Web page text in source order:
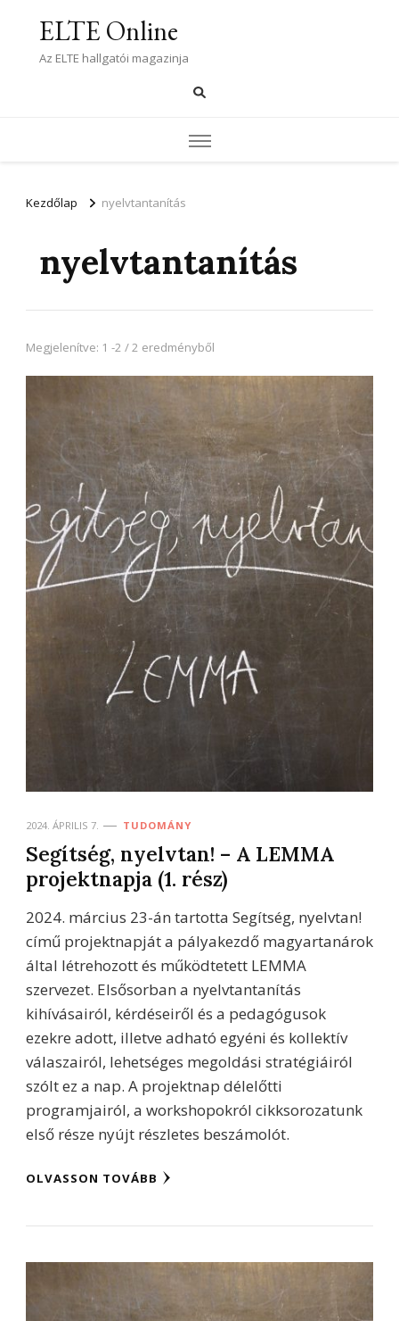
ELTE Online
Az ELTE hallgatói magazinja
Kezdőlap nyelvtantanítás
nyelvtantanítás
Megjelenítve: 1 -2 / 2 eredményből
2024. ÁPRILIS 7. TUDOMÁNY
Segítség, nyelvtan! – A LEMMA
projektnapja (1. rész)
2024. március 23-án tartotta Segítség, nyelvtan!
című projektnapját a pályakezdő magyartanárok
által létrehozott és működtetett LEMMA
szervezet. Elsősorban a nyelvtantanítás
kihívásairól, kérdéseiről és a pedagógusok
ezekre adott, illetve adható egyéni és kollektív
válaszairól, lehetséges megoldási stratégiáiról
szólt ez a nap. A projektnap délelőtti
programjairól, a workshopokról cikksorozatunk
első része nyújt részletes beszámolót.
OLVASSON TOVÁBB